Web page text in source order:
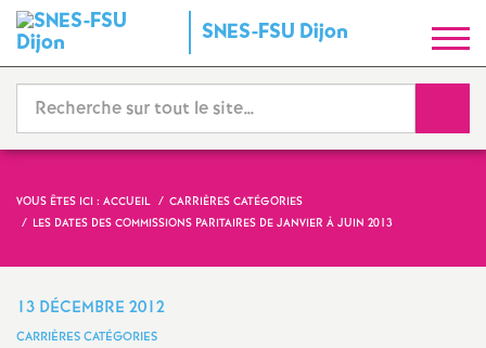
SNES-FSU Dijon
y
n
d
i
VOUS ÊTES ICI : ACCUEIL
CARRIÈRES CATÉGORIES
LES DATES DES COMMISSIONS PARITAIRES DE JANVIER À JUIN 2013
13 DÉCEMBRE 2012
CARRIÈRES CATÉGORIES